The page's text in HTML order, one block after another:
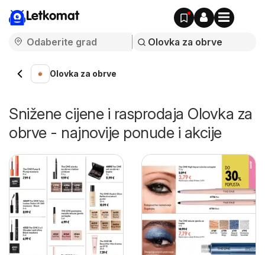
Letkomat
Olovka za obrve
Snižene cijene i rasprodaja Olovka za
obrve - najnovije ponude i akcije